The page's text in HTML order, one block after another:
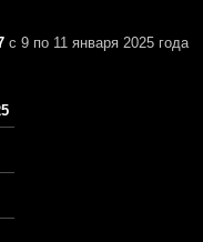
с 9 по 11 января 2025 года